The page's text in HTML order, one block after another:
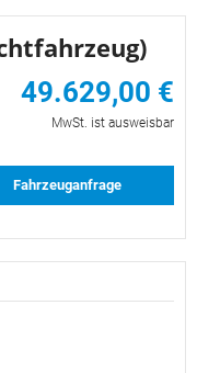
49.629,00 €
MwSt. ist ausweisbar
Fahrzeuganfrage